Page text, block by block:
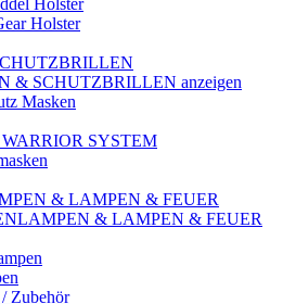
Holster
Holster
& SCHUTZBRILLEN anzeigen
Masken
SYSTEM
& LAMPEN & FEUER
& LAMPEN & FEUER
Zubehör